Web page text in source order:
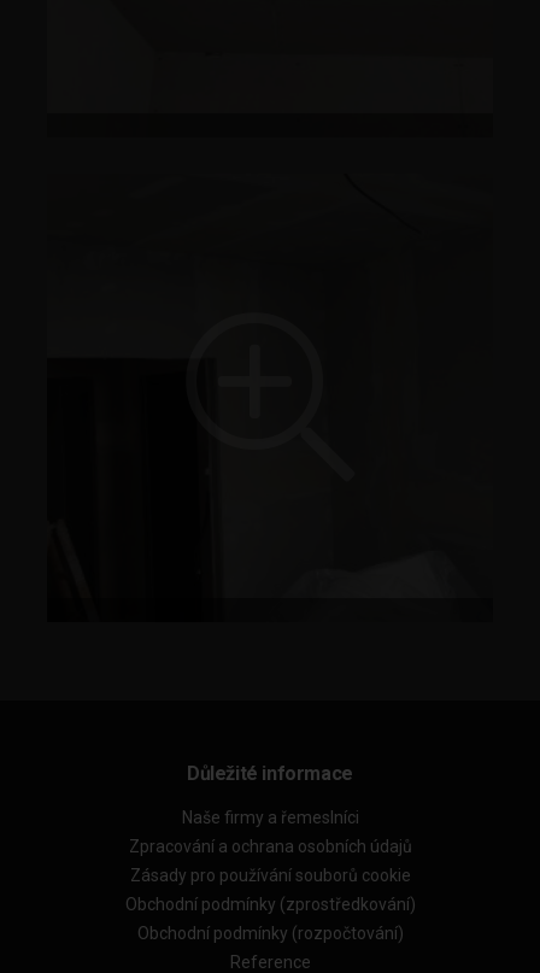
Důležité informace
Naše firmy a řemeslníci
Zpracování a ochrana osobních údajů
Zásady pro používání souborů cookie
Obchodní podmínky (zprostředkování)
Obchodní podmínky (rozpočtování)
Reference